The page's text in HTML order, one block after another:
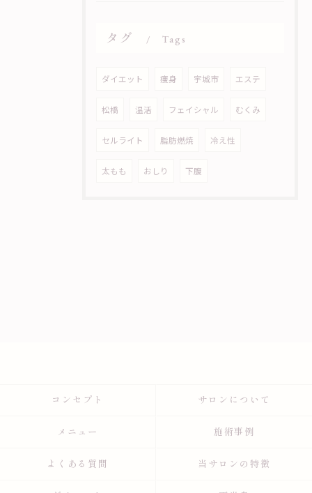
タグ Tags
ダイエット 痩身 宇城市 エステ
松橋 温活 フェイシャル むくみ
セルライト 脂肪燃焼 冷え性
太もも おしり 下腹
コンセプト サロンについて
メニュー 施術事例
よくある質問 当サロンの特徴